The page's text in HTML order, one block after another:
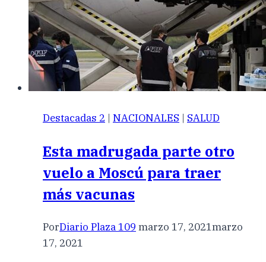
Destacadas 2 | NACIONALES | SALUD
Esta madrugada parte otro
vuelo a Moscú para traer
más vacunas
PorDiario Plaza 109 marzo 17, 2021marzo
17, 2021